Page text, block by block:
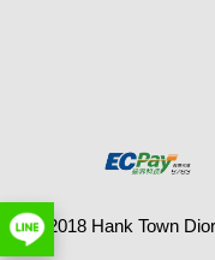
© 2018 Hank Town